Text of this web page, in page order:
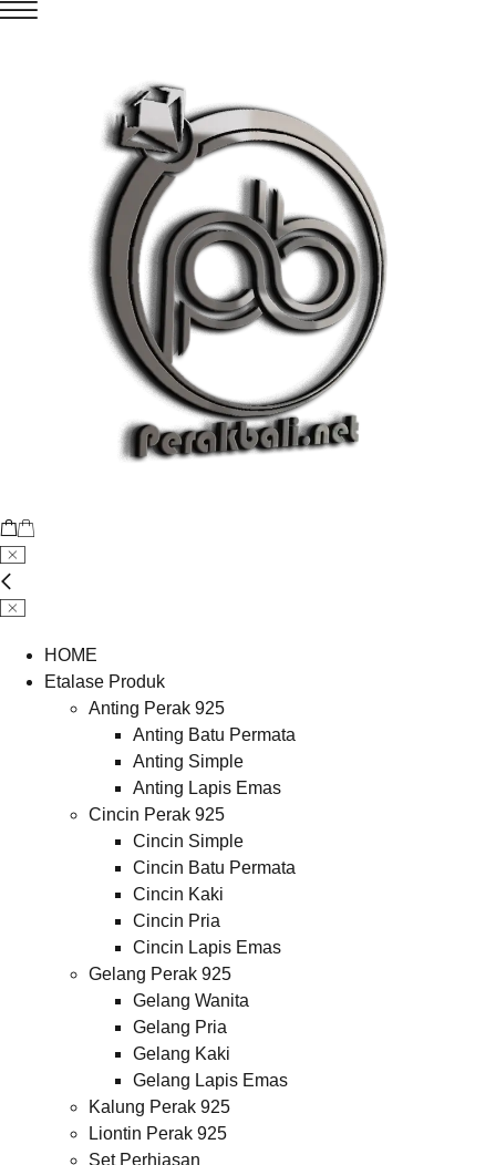
HOME
Etalase Produk
Anting Perak 925
Anting Batu Permata
Anting Simple
Anting Lapis Emas
Cincin Perak 925
Cincin Simple
Cincin Batu Permata
Cincin Kaki
Cincin Pria
Cincin Lapis Emas
Gelang Perak 925
Gelang Wanita
Gelang Pria
Gelang Kaki
Gelang Lapis Emas
Kalung Perak 925
Liontin Perak 925
Set Perhiasan